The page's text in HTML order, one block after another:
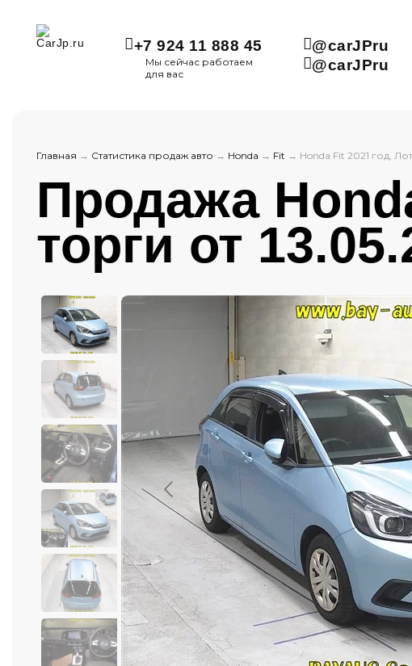
+7 924 11 888 45
Мы сейчас работаем
для вас
@carJPru
@carJPru
Главная → Статистика продаж авто → Honda → Fit → Honda Fit 2021 год,
Продажа
торги от